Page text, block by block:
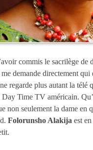
commis le sacrilège de
demande directement
regarde plus autant la télé
Day Time TV américain.
non seulement la dame en
Folorunsho Alakija est